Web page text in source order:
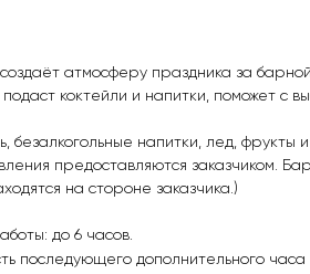
атмосферу праздника за
подаст коктейли и напитки, поможет с
безалкогольные напитки, лед,
предоставляются заказчиком.
на стороне заказчика.)
до 6 часов.
последующего дополнительного